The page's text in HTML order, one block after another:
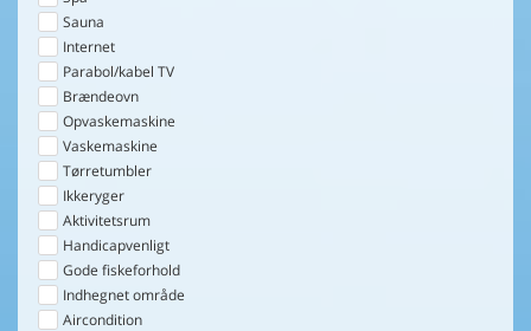
Sauna
Internet
Parabol/kabel TV
Brændeovn
Opvaskemaskine
Vaskemaskine
Tørretumbler
Ikkeryger
Aktivitetsrum
Handicapvenligt
Gode fiskeforhold
Indhegnet område
Aircondition